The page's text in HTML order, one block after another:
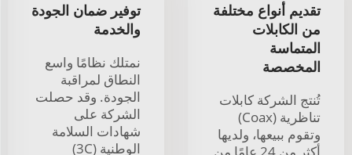
تقديم أنواع مختلفة
من الكابلات
المتماسة
المخصصة
تُنتج الشركة كابلات
تناظرية (Coax)
وتقوم ببيعها، ولديها
توفير ضمان الجودة
والخدمة
نمتلك نظامًا واسع
النطاق لمراقبة
الجودة. وقد حصلت
الشركة على
شهادات السلامة
الوطنية (3C)